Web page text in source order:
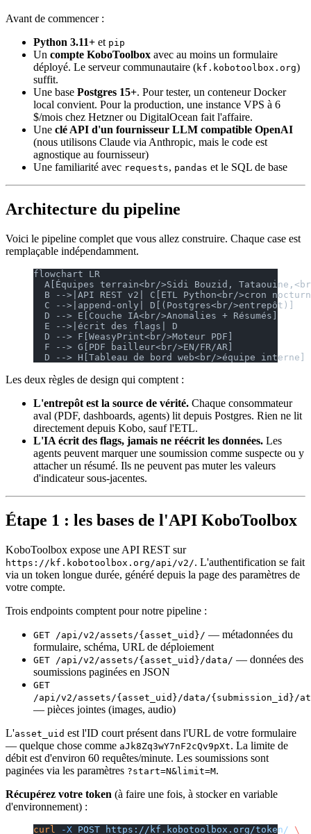
Avant de commencer :
Python 3.11+ et pip
Un compte KoboToolbox avec au moins un formulaire
déployé. Le serveur communautaire (kf.kobotoolbox.org)
suffit.
Une base Postgres 15+. Pour tester, un conteneur Docker
local convient. Pour la production, une instance VPS à 6
$/mois chez Hetzner ou DigitalOcean fait l'affaire.
Une clé API d'un fournisseur LLM compatible OpenAI
(nous utilisons Claude via Anthropic, mais le code est
agnostique au fournisseur)
Une familiarité avec requests, pandas et le SQL de base
Architecture du pipeline
Voici le pipeline complet que vous allez construire. Chaque case est
remplaçable indépendamment.
flowchart LR
A[Équipes terrain<br/>Sidi Bouzid,
B -->|API REST v2| C[ETL Python<br/>cron
  C -->|append-only| D[(Postgres<br/>entrepôt)]
  D --> E[Couche IA<br/>Anomalies + Résumés]
  E -->|écrit des flags| D
  D --> F[WeasyPrint<br/>Moteur PDF]
  F --> G[PDF bailleur<br/>EN/FR/AR]
  D --> H[Tableau de bord web<br/>équipe interne]
Les deux règles de design qui comptent :
L'entrepôt est la source de vérité. Chaque consommateur
aval (PDF, dashboards, agents) lit depuis Postgres. Rien ne lit
directement depuis Kobo, sauf l'ETL.
L'IA écrit des flags, jamais ne réécrit les données. Les
agents peuvent marquer une soumission comme suspecte ou y
attacher un résumé. Ils ne peuvent pas muter les valeurs
d'indicateur sous-jacentes.
Étape 1 : les bases de l'API KoboToolbox
KoboToolbox expose une API REST sur
https://kf.kobotoolbox.org/api/v2/. L'authentification se fait
via un token longue durée, généré depuis la page des paramètres de
votre compte.
Trois endpoints comptent pour notre pipeline :
GET /api/v2/assets/{asset_uid}/ — métadonnées du
formulaire, schéma, URL de déploiement
GET /api/v2/assets/{asset_uid}/data/ — données des
soumissions paginées en JSON
GET
/api/v2/assets/{asset_uid}/data/{submission_id}/
— pièces jointes (images, audio)
L'asset_uid est l'ID court présent dans l'URL de votre formulaire
— quelque chose comme aJk8Zq3wY7nF2cQv9pXt. La limite de
débit est d'environ 60 requêtes/minute. Les soumissions sont
paginées via les paramètres ?start=N&limit=M.
Récupérez votre token (à faire une fois, à stocker en variable
d'environnement) :
curl -X POST https://kf.kobotoolbox.org/token/ \